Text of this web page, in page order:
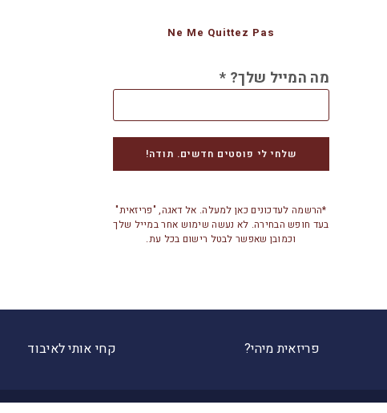
Ne Me Quittez Pas
מה המייל שלך? *
*הרשמה לעדכונים כאן למעלה. אל דאגה, "פריזאית"
בעד חופש הבחירה. לא נעשה שימוש אחר במייל שלך
וכמובן שאפשר לבטל רישום בכל עת.
פריזאית מיהי? קחי אותי לאיבוד